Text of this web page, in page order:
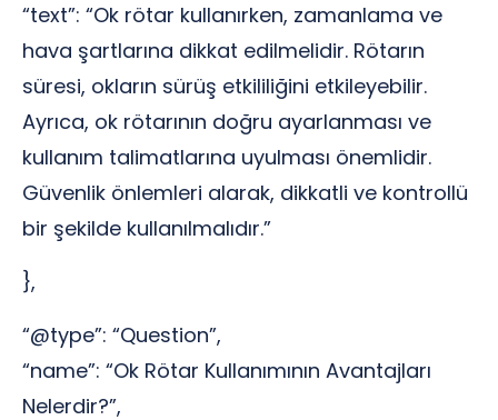
“text”: “Ok rötar kullanırken, zamanlama ve
hava şartlarına dikkat edilmelidir. Rötarın
süresi, okların sürüş etkililiğini etkileyebilir.
Ayrıca, ok rötarının doğru ayarlanması ve
kullanım talimatlarına uyulması önemlidir.
Güvenlik önlemleri alarak, dikkatli ve kontrollü
bir şekilde kullanılmalıdır.”
},
“@type”: “Question”,
“name”: “Ok Rötar Kullanımının Avantajları
Nelerdir?”,